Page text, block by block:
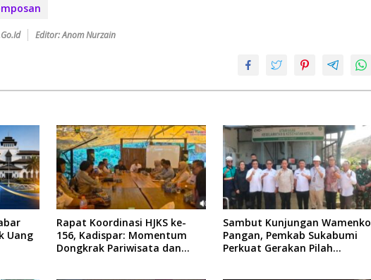
Editor: Anom Nurzain
Uang
Rapat Koordinasi HJKS ke-
156, Kadispar: Momentum
Dongkrak Pariwisata dan
Sambut Kunjungan Wamenko
Pangan, Pemkab Sukabumi
Perkuat Gerakan Pilah